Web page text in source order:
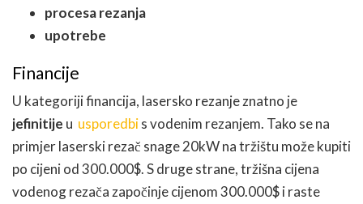
procesa rezanja
upotrebe
Financije
U kategoriji financija, lasersko rezanje znatno je
jefinitije u usporedbis vodenim rezanjem. Tako se na
primjer laserski rezač snage 20kW na tržištu može kupiti
po cijeni od 300.000$. S druge strane, tržišna cijena
vodenog rezača započinje cijenom 300.000$ i raste